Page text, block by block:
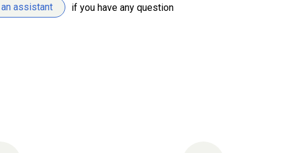
assistant if you have any question